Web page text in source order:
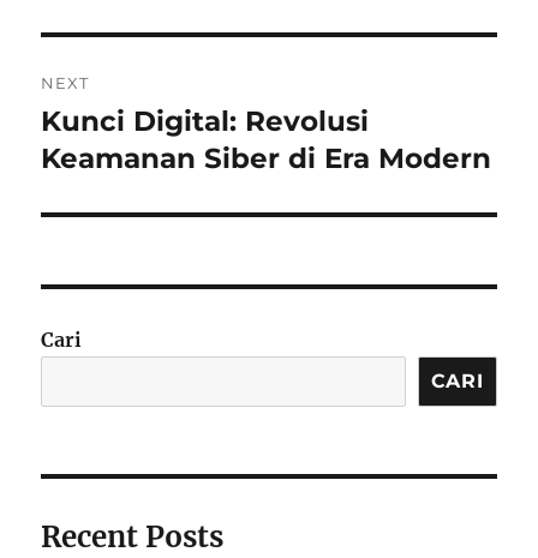
NEXT
Next
post:
Kunci Digital: Revolusi
Keamanan Siber di Era Modern
Cari
CARI
Recent Posts